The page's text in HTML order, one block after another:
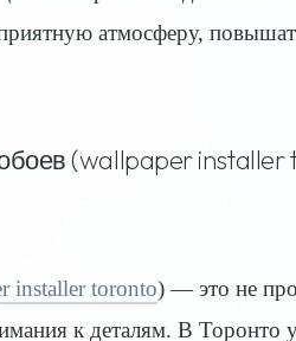
атмосферу,
(wallpaper
installer toronto) — это не
к деталям. В Торонто